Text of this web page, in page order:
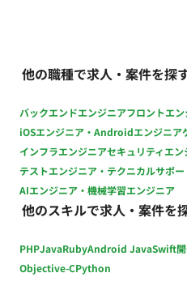
他の職種で求人・案件を探
バックエンドエンジニアフロントエ
iOSエンジニア・Androidエンジニア
インフラエンジニアセキュリティエン
テストエンジニア・テクニカルサポー
AIエンジニア・機械学習エンジニア
他のスキルで求人・案件を
PHPJavaRubyAndroid JavaSwift
Objective-CPython